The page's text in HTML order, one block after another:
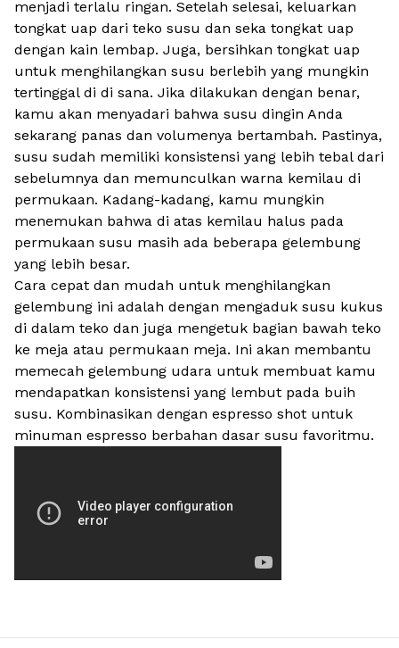
menjadi terlalu ringan. Setelah selesai, keluarkan
tongkat uap dari teko susu dan seka tongkat uap
dengan kain lembap. Juga, bersihkan tongkat uap
untuk menghilangkan susu berlebih yang mungkin
tertinggal di di sana. Jika dilakukan dengan benar,
kamu akan menyadari bahwa susu dingin Anda
sekarang panas dan volumenya bertambah. Pastinya,
susu sudah memiliki konsistensi yang lebih tebal dari
sebelumnya dan memunculkan warna kemilau di
permukaan. Kadang-kadang, kamu mungkin
menemukan bahwa di atas kemilau halus pada
permukaan susu masih ada beberapa gelembung
yang lebih besar.
Cara cepat dan mudah untuk menghilangkan
gelembung ini adalah dengan mengaduk susu kukus
di dalam teko dan juga mengetuk bagian bawah teko
ke meja atau permukaan meja. Ini akan membantu
memecah gelembung udara untuk membuat kamu
mendapatkan konsistensi yang lembut pada buih
susu. Kombinasikan dengan espresso shot untuk
minuman espresso berbahan dasar susu favoritmu.